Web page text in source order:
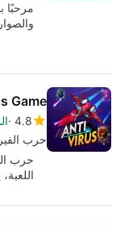
مرحبًا
Game
4.8
حرب